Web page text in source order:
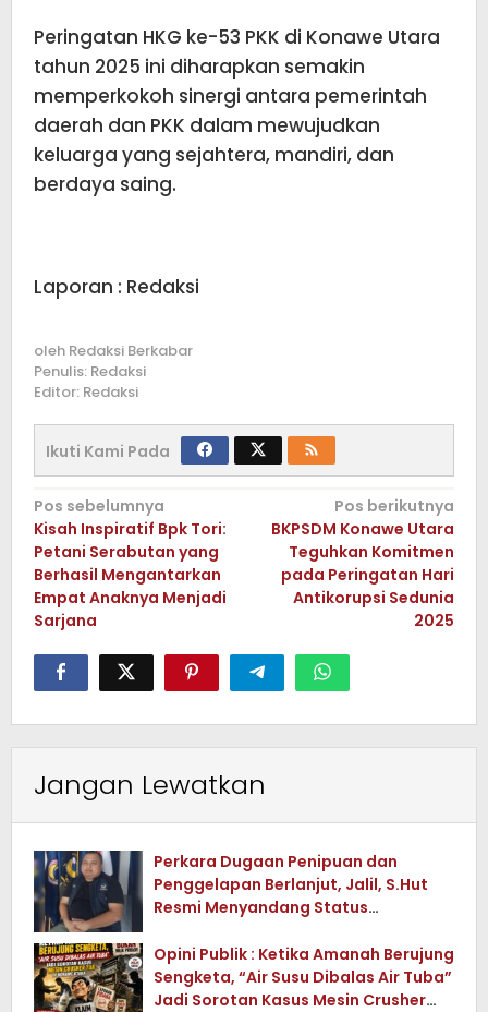
Peringatan HKG ke-53 PKK di Konawe Utara
tahun 2025 ini diharapkan semakin
memperkokoh sinergi antara pemerintah
daerah dan PKK dalam mewujudkan
keluarga yang sejahtera, mandiri, dan
berdaya saing.
Laporan : Redaksi
oleh Redaksi Berkabar
Penulis: Redaksi
Editor: Redaksi
Ikuti Kami Pada
Navigasi
pos
Pos sebelumnya
Kisah Inspiratif Bpk Tori:
Petani Serabutan yang
Berhasil Mengantarkan
Empat Anaknya Menjadi
Sarjana
Pos berikutnya
BKPSDM Konawe Utara
Teguhkan Komitmen
pada Peringatan Hari
Antikorupsi Sedunia
2025
Jangan Lewatkan
Perkara Dugaan Penipuan dan
Penggelapan Berlanjut, Jalil, S.Hut
Resmi Menyandang Status
Opini Publik : Ketika Amanah Berujung
Sengketa, “Air Susu Dibalas Air Tuba”
Jadi Sorotan Kasus Mesin Crusher